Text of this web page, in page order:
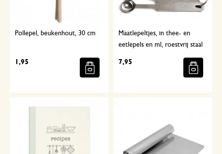
Pollepel, beukenhout, 30 cm
1,95
Maatlepeltjes, in thee- en
eetlepels en ml, roestvrij staal
7,95